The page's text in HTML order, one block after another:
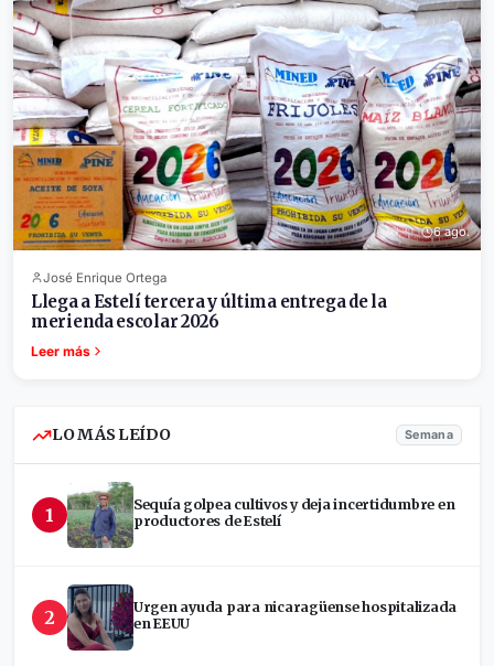
6 ago.
José Enrique Ortega
Llega a Estelí tercera y última entrega de la
merienda escolar 2026
Leer más
LO MÁS LEÍDO Semana
1
Sequía golpea cultivos y deja incertidumbre en
productores de Estelí
2
Urgen ayuda para nicaragüense hospitalizada
en EEUU